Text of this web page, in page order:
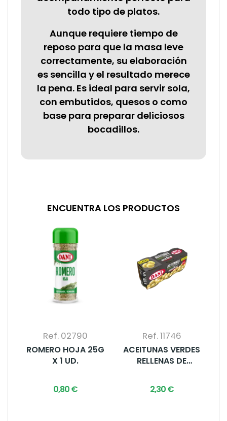
todo tipo de platos.
Aunque requiere tiempo de
reposo para que la masa leve
correctamente, su elaboración
es sencilla y el resultado merece
la pena. Es ideal para servir sola,
con embutidos, quesos o como
base para preparar deliciosos
bocadillos.
ENCUENTRA LOS PRODUCTOS
Ref. 02790
ROMERO HOJA 25G
X 1 UD.
0,80 €
Ref. 11746
ACEITUNAS VERDES
RELLENAS DE
LATAS)...
2,30 €